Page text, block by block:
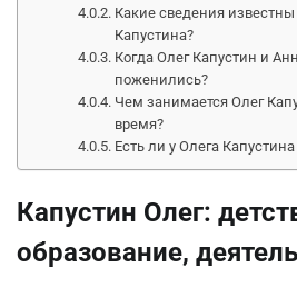
Какие сведения
Капустина?
Когда Олег Капустин и
поженились?
Чем занимается Олег
время?
Есть ли у Олега
Капустин Олег:
образование,